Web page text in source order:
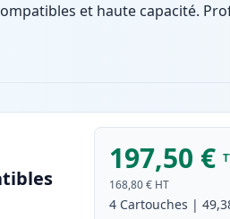
et haute capacité.
197,50 €
168,80 € HT
4 Cartouches |